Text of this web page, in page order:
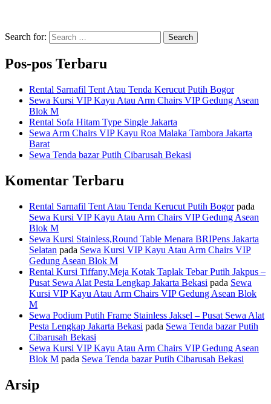
Search for: Search
Pos-pos Terbaru
Rental Sarnafil Tent Atau Tenda Kerucut Putih Bogor
Sewa Kursi VIP Kayu Atau Arm Chairs VIP Gedung Asean
Blok M
Rental Sofa Hitam Type Single Jakarta
Sewa Arm Chairs VIP Kayu Roa Malaka Tambora Jakarta
Barat
Sewa Tenda bazar Putih Cibarusah Bekasi
Komentar Terbaru
Rental Sarnafil Tent Atau Tenda Kerucut Putih Bogorpada
Sewa Kursi VIP Kayu Atau Arm Chairs VIP Gedung Asean
Blok M
Sewa Kursi Stainless,Round Table Menara BRIPens Jakarta
Selatan pada Sewa Kursi VIP Kayu Atau Arm Chairs VIP
Gedung Asean Blok M
Rental Kursi Tiffany,Meja Kotak Taplak Tebar Putih Jakpus –
Pusat Sewa Alat Pesta Lengkap Jakarta Bekasi pada Sewa
Kursi VIP Kayu Atau Arm Chairs VIP Gedung Asean Blok
M
Sewa Podium Putih Frame Stainless Jaksel – Pusat Sewa Alat
Pesta Lengkap Jakarta Bekasi pada Sewa Tenda bazar Putih
Cibarusah Bekasi
Sewa Kursi VIP Kayu Atau Arm Chairs VIP Gedung Asean
Blok M pada Sewa Tenda bazar Putih Cibarusah Bekasi
Arsip